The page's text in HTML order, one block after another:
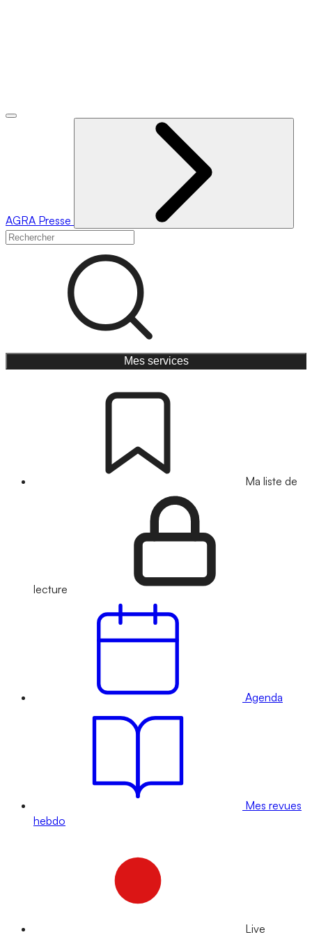
AGRA Presse
Mes services
Ma liste de
lecture
Agenda
Mes revues
hebdo
Live